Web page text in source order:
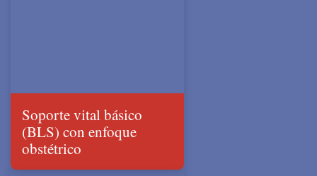
Soporte vital básico
(BLS) con enfoque
obstétrico